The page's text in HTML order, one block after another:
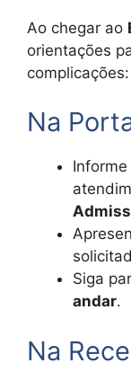
Ao chegar ao
orientações
complicações:
Na
Siga
andar.
Na